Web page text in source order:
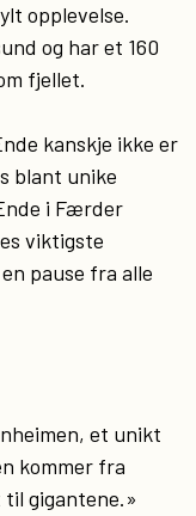
opplevelse.
og har et 160
fjellet.
kanskje ikke er
blant unike
i Færder
viktigste
pause fra alle
et unikt
kommer fra
gigantene.»